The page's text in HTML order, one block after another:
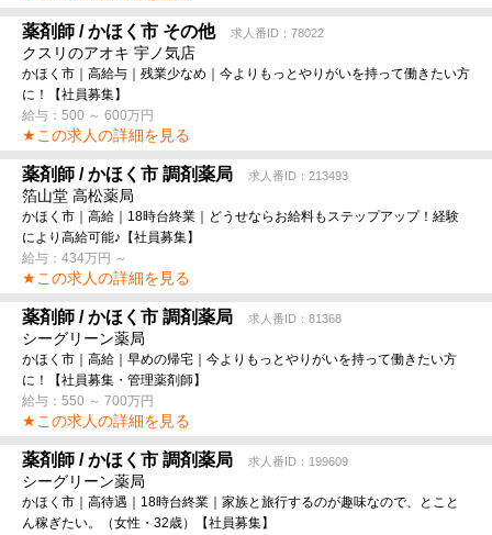
薬剤師 / かほく市 その他 求人番ID：78022
クスリのアオキ 宇ノ気店
かほく市｜高給与｜残業少なめ｜今よりもっとやりがいを持って働きたい方
に！【社員募集】
給与：500 ～ 600万円
★この求人の詳細を見る
薬剤師 / かほく市 調剤薬局 求人番ID：213493
箔山堂 高松薬局
かほく市｜高給｜18時台終業｜どうせならお給料もステップアップ！経験
により高給可能♪【社員募集】
給与：434万円 ～
★この求人の詳細を見る
薬剤師 / かほく市 調剤薬局 求人番ID：81368
シーグリーン薬局
かほく市｜高給｜早めの帰宅｜今よりもっとやりがいを持って働きたい方
に！【社員募集・管理薬剤師】
給与：550 ～ 700万円
★この求人の詳細を見る
薬剤師 / かほく市 調剤薬局 求人番ID：199609
シーグリーン薬局
かほく市｜高待遇｜18時台終業｜家族と旅行するのが趣味なので、とこと
ん稼ぎたい。（女性・32歳）【社員募集】